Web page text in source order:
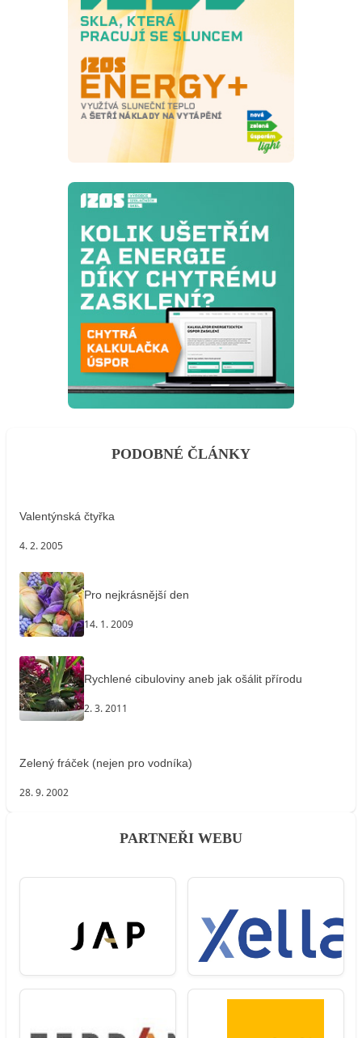
PODOBNÉ ČLÁNKY
Valentýnská čtyřka
4. 2. 2005
Pro nejkrásnější den
14. 1. 2009
Rychlené cibuloviny aneb jak ošálit přírodu
2. 3. 2011
Zelený fráček (nejen pro vodníka)
28. 9. 2002
PARTNEŘI WEBU